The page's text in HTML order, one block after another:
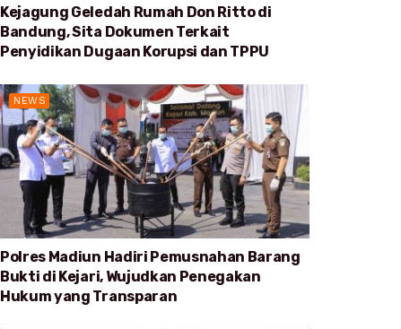
Kejagung Geledah Rumah Don Ritto di
Bandung, Sita Dokumen Terkait
Penyidikan Dugaan Korupsi dan TPPU
NEWS
Polres Madiun Hadiri Pemusnahan Barang
Bukti di Kejari, Wujudkan Penegakan
Hukum yang Transparan